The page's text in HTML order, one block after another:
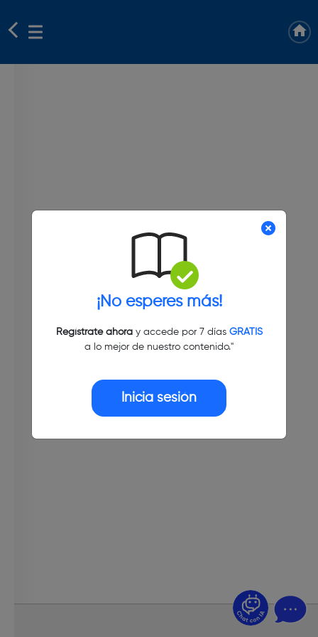
¡No esperes más!
Regístrate ahoray accede por 7 días GRATIS
a lo mejor de nuestro contenido."
Inicia sesión